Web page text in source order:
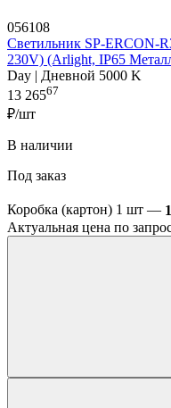
056108
Светильник SP-ERCON-
230V) (Arlight, IP65
Day | Дневной 5000 K
13 26567
₽/шт
В наличии
Под заказ
Коробка (картон) 1 шт —
Актуальная цена по